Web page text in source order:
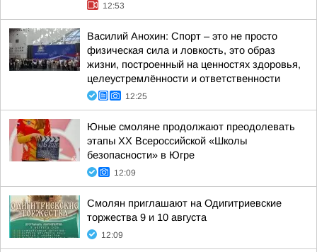
12:53
Василий Анохин: Спорт – это не просто
физическая сила и ловкость, это образ
жизни, построенный на ценностях здоровья,
целеустремлённости и ответственности
12:25
Юные смоляне продолжают преодолевать
этапы XX Всероссийской «Школы
безопасности» в Югре
12:09
Смолян приглашают на Одигитриевские
торжества 9 и 10 августа
12:09